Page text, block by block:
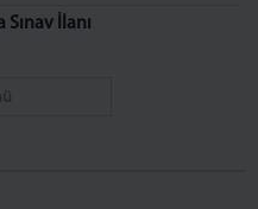
İlanı